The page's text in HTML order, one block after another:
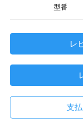
型番
レ
支